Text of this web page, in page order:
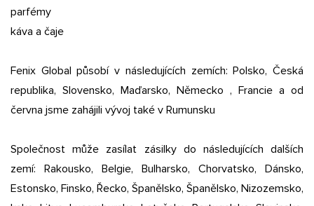
parfémy
káva a čaje
Fenix Global působí v následujících zemích: Polsko, Česká
republika, Slovensko, Maďarsko, Německo , Francie a od
června jsme zahájili vývoj také v Rumunsku
Společnost může zasílat zásilky do následujících dalších
zemí: Rakousko, Belgie, Bulharsko, Chorvatsko, Dánsko,
Estonsko, Finsko, Řecko, Španělsko, Španělsko, Nizozemsko,